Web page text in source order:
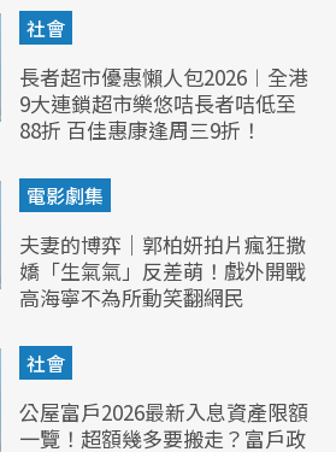
社會
長者超市優惠懶人包2026︱全港
9大連鎖超市樂悠咭長者咭低至
88折 百佳惠康逢周三9折！
電影劇集
夫妻的博弈｜郭柏妍拍片瘋狂撒
嬌「生氣氣」反差萌！戲外開戰
高海寧不為所動笑翻網民
社會
公屋富戶2026最新入息資產限額
一覽！超額幾多要搬走？富戶政